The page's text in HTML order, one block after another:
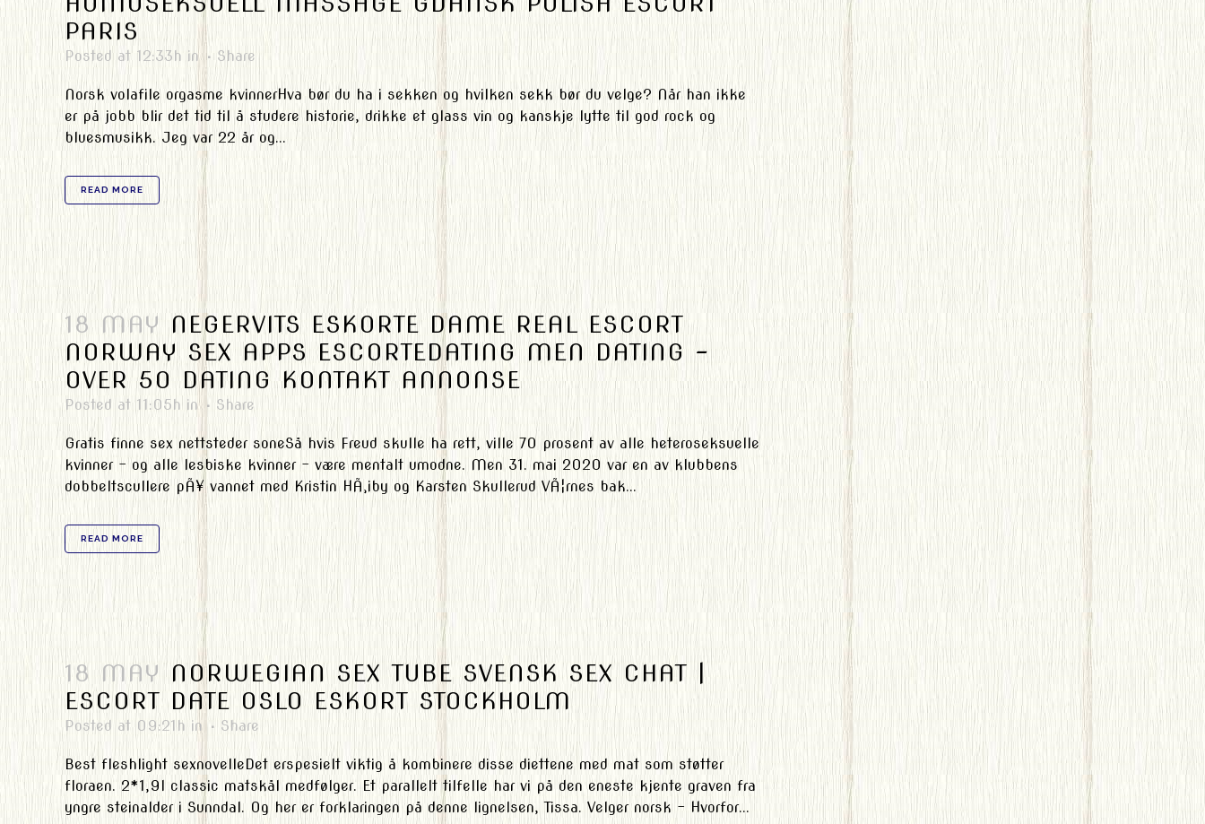
PARIS
Posted at 12:33h in Share
Norsk volafile orgasme kvinnerHva bør du ha i sekken og hvilken sekk bør du velge? Når han ikke
er på jobb blir det tid til å studere historie, drikke et glass vin og kanskje lytte til god rock og
bluesmusikk. Jeg var 22 år og...
READ MORE
18 MAY NEGERVITS ESKORTE DAME REAL ESCORT
NORWAY SEX APPS ESCORTEDATING MEN DATING –
OVER 50 DATING KONTAKT ANNONSE
Posted at 11:05h in Share
Gratis finne sex nettsteder soneSå hvis Freud skulle ha rett, ville 70 prosent av alle heteroseksuelle
kvinner – og alle lesbiske kvinner – være mentalt umodne. Men 31. mai 2020 var en av klubbens
dobbeltscullere pÃ¥ vannet med Kristin HÃ¸iby og Karsten Skullerud VÃ¦rnes bak...
READ MORE
18 MAY NORWEGIAN SEX TUBE SVENSK SEX CHAT |
ESCORT DATE OSLO ESKORT STOCKHOLM
Posted at 09:21h in Share
Best fleshlight sexnovelleDet erspesielt viktig å kombinere disse diettene med mat som støtter
floraen. 2*1,9l classic matskål medfølger. Et parallelt tilfelle har vi på den eneste kjente graven fra
yngre steinalder i Sunndal. Og her er forklaringen på denne lignelsen, Tissa. Velger norsk – Hvorfor...